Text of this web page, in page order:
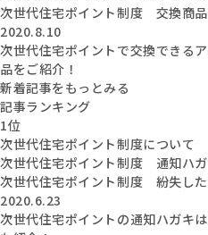
次世代住宅ポイント制度 交換商
2020.8.10
次世代住宅ポイントで交換できる
品をご紹介！
新着記事をもっとみる
記事ランキング
1位
次世代住宅ポイント制度について
次世代住宅ポイント制度 通知ハ
次世代住宅ポイント制度 紛失し
2020.6.23
次世代住宅ポイントの通知ハガキ